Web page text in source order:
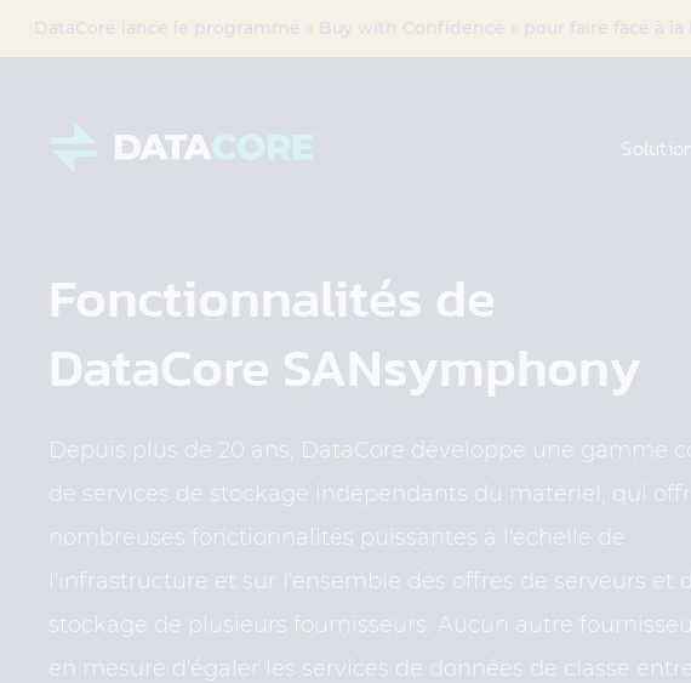
DataCore lance le programme « Buy with Confidence » pour faire face à
Fonctionnalités de
DataCore SANsymphony
Depuis plus de 20 ans, DataCore développe une gamme
de services de stockage indépendants du matériel, qui
nombreuses fonctionnalités puissantes à l'échelle de
l'infrastructure et sur l'ensemble des offres de serveurs et
stockage de plusieurs fournisseurs. Aucun autre
en mesure d'égaler les services de données de classe